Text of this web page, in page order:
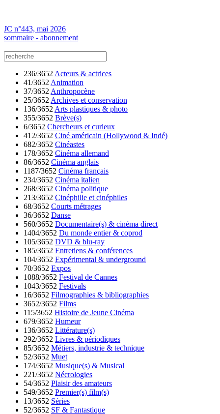
JC n°443, mai 2026
sommaire - abonnement
236/3652 Acteurs & actrices
41/3652 Animation
37/3652 Anthropocène
25/3652 Archives et conservation
136/3652 Arts plastiques & photo
355/3652 Brève(s)
6/3652 Chercheurs et curieux
412/3652 Ciné américain (Hollywood & Indé)
682/3652 Cinéastes
178/3652 Cinéma allemand
86/3652 Cinéma anglais
1187/3652 Cinéma français
234/3652 Cinéma italien
268/3652 Cinéma politique
213/3652 Cinéphilie et cinéphiles
68/3652 Courts métrages
36/3652 Danse
560/3652 Documentaire(s) & cinéma direct
1404/3652 Du monde entier & coprod
105/3652 DVD & blu-ray
185/3652 Entretiens & conférences
104/3652 Expérimental & underground
70/3652 Expos
1088/3652 Festival de Cannes
1043/3652 Festivals
16/3652 Filmographies & bibliographies
3652/3652 Films
115/3652 Histoire de Jeune Cinéma
679/3652 Humeur
136/3652 Littérature(s)
292/3652 Livres & périodiques
85/3652 Métiers, industrie & technique
52/3652 Muet
174/3652 Musique(s) & Musical
221/3652 Nécrologies
54/3652 Plaisir des amateurs
549/3652 Premier(s) film(s)
13/3652 Séries
52/3652 SF & Fantastique